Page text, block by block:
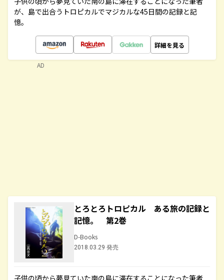
が、島で出合うトロピカルでマジカルな45日間の記録と記
憶。
詳細を見る
とろとろトロピカル ある旅の記録と
記憶。 第2巻
D-Books
2018.03.29 発売
子供の頃から夢見ていた南の島に滞在することになった筆者
AD